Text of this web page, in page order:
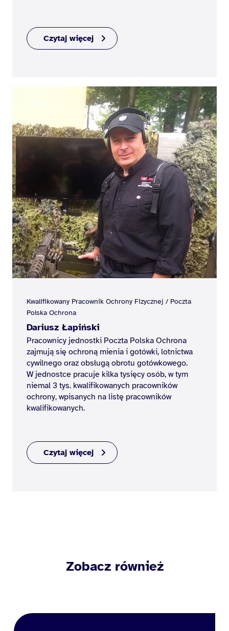
Czytaj więcej
Kwalifikowany Pracownik Ochrony Fizycznej / Poczta
Polska Ochrona
Dariusz Łapiński
Pracownicy jednostki Poczta Polska Ochrona
zajmują się ochroną mienia i gotówki, lotnictwa
cywilnego oraz obsługą obrotu gotówkowego.
W jednostce pracuje kilka tysięcy osób, w tym
niemal 3 tys. kwalifikowanych pracowników
ochrony, wpisanych na listę pracowników
kwalifikowanych.
Czytaj więcej
Zobacz również